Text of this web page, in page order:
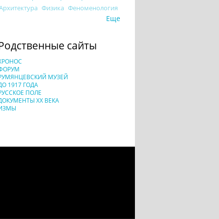
Физика Феноменология
Еще
сайты
МУЗЕЙ
1917 ГОДА
ПОЛЕ
XX ВЕКА